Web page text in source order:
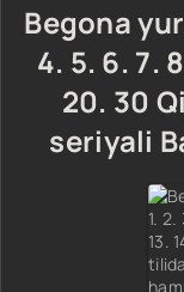
Begona
4. 5. 6. 7.
20. 30
seriyali